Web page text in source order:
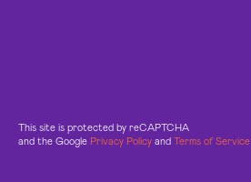
This site is protected by reCAPTCHA
and the Google Privacy Policy and Terms of Service